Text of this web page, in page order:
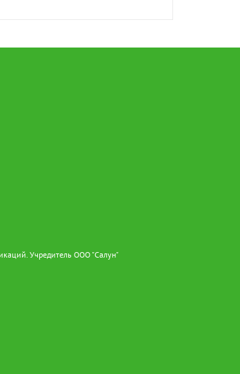
Учредитель ООО "Салун"